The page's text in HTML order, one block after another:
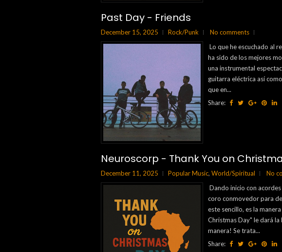
Past Day - Friends
December 15, 2025 Rock/Punk
No comments
Lo que he escuchado al
ha sido de los mejores
una instrumental
guitarra eléctrica así
que en...
Share:
Neuroscorp - Thank You on
December 11, 2025 Popular Music, World/Spiritual
No
Dando inicio con
coro conmovedor para
este sencillo, es la
Christmas Day" le dará
manera! Se trata...
Share: